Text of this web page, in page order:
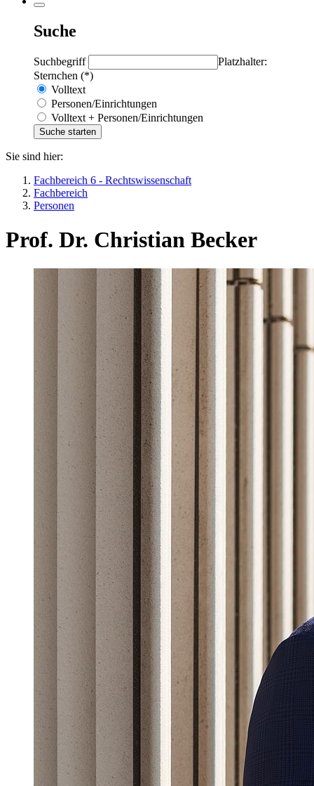
Suche
Suchbegriff
Platzhalter:
Sternchen (*)
Volltext
Personen/Einrichtungen
Volltext + Personen/Einrichtungen
Sie sind hier:
Fachbereich 6 - Rechtswissenschaft
Fachbereich
Personen
Prof. Dr. Christian Becker